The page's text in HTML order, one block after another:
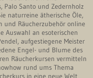
Palo Santo und Zedernholz
naturreine ätherische Öle,
und Räucherzubehör online
Auswahl an esoterischen
aufgestiegene Meister
Engel- und Blume des
Räucherkursen vermitteln
rund ums Thema